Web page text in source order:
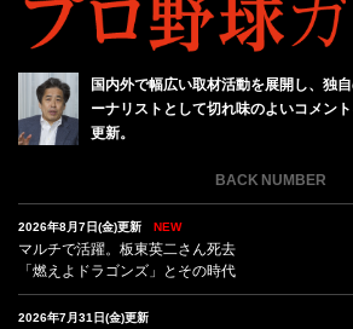
国内外で幅広い取材活動を展開し、独
ーナリストとして切れ味のよいコメン
更新。
BACK NUMBER
2026年8月7日(金)更新 NEW
マルチで活躍。板東英二さん死去
「燃えよドラゴンズ」とその時代
2026年7月31日(金)更新